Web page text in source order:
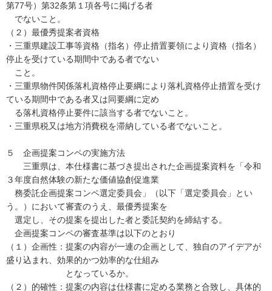
第77号）第32条第１項各号に掲げる者
でないこと。
（２）最優秀提案者資格
・三重県建設工事等資格（指名）停止措置要領により資格（指名）
停止を受けている期間中である者でない
こと。
・三重県物件関係落札資格停止要綱により落札資格停止措置を受け
ている期間中である者又は同要綱に定め
る落札資格停止要件に該当する者でないこと。
・三重県税又は地方消費税を滞納している者でないこと。
５ 企画提案コンペの実施方法
三重県は、本仕様書に基づき提出された企画提案資料を「令和
３年度自然体験の新たな価値協創促進業
務委託企画提案コンペ選定委員会」（以下「選定委員会」とい
う。）において審査のうえ、最優秀提案を
選定し、その提案を提出した者と委託契約を締結する。
企画提案コンペの審査基準は以下のとおり
（１）企画性：提案の内容が一連の企画として、独自のアイデアが
盛り込まれ、効果的かつ効率的な仕組み
となっているか。
（２）的確性：提案の内容は仕様書に定める業務と合致し、具体的